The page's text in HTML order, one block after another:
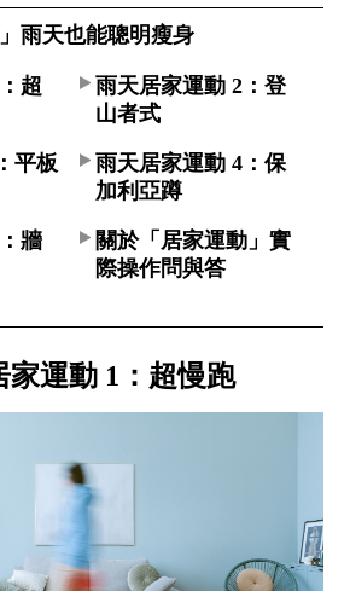
雨天也能聰明瘦身
超
雨天居家運動 2：登
山者式​
平板
雨天居家運動 4：保
加利亞蹲​
牆
關於「居家運動」實
際操作問與答​
家運動 1：超慢跑